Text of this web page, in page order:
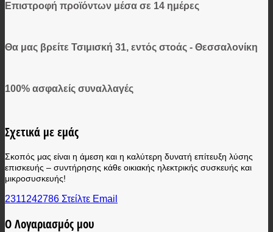
Επιστροφή προϊόντων μέσα σε 14 ημέρες
Θα μας βρείτε Τσιμισκή 31, εντός στοάς - Θεσσαλονίκη
100% ασφαλείς συναλλαγές
Σχετικά με εμάς
Σκοπός μας είναι η άμεση και η καλύτερη δυνατή επίτευξη λύσης
επισκευής – συντήρησης κάθε οικιακής ηλεκτρικής συσκευής και
μικροσυσκευής!
2311242786 Στείλτε Email
Ο Λογαριασμός μου